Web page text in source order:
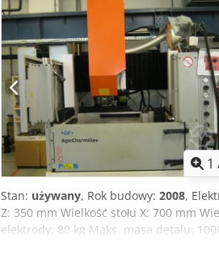
zbiornik Oś C Zmieniacz elektrod 32x
1
Stan: używany, Rok budowy: 2008,
Z: 350 mm Wielkość stołu X: 700 mm
elektrody: 80 kg Maks. masa detalu: